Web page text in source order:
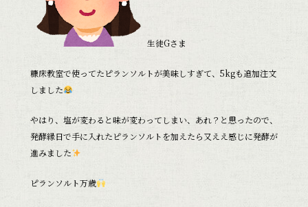
生徒Gさま
糠床教室で使ってたピランソルトが美味しすぎて、5kgも追加注文
しました
やはり、塩が変わると味が変わってしまい、あれ？と思ったので、
発酵縁日で手に入れたピランソルトを加えたら又ええ感じに発酵が
進みました
ピランソルト万歳